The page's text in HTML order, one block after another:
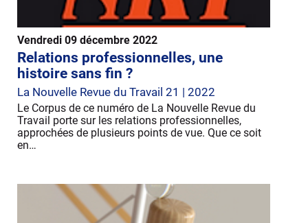
Vendredi 09 décembre 2022
Relations professionnelles, une
histoire sans fin ?
La Nouvelle Revue du Travail 21 | 2022
Le Corpus de ce numéro de La Nouvelle Revue du
Travail porte sur les relations professionnelles,
approchées de plusieurs points de vue. Que ce soit
en…